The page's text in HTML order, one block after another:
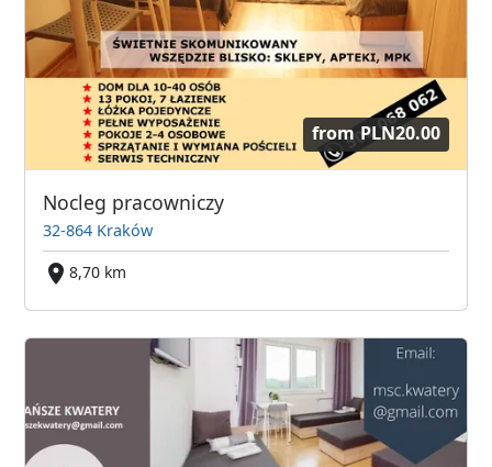
from PLN20.00
Nocleg pracowniczy
32-864 Kraków
8,70 km